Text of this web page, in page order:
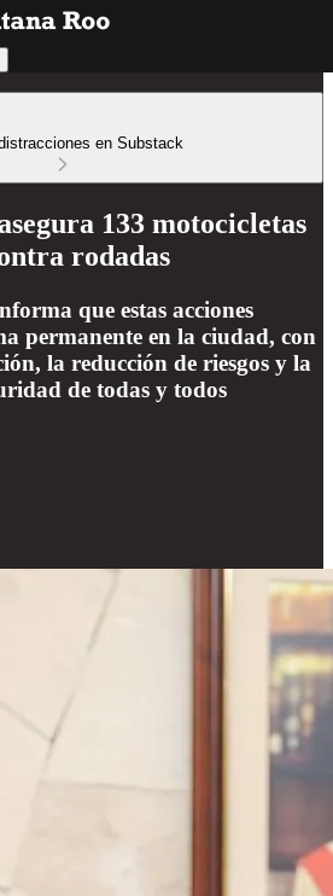
en Substack
133 motocicletas
rodadas
que estas acciones
permanente en la ciudad, con
la reducción de riesgos y la
de todas y todos